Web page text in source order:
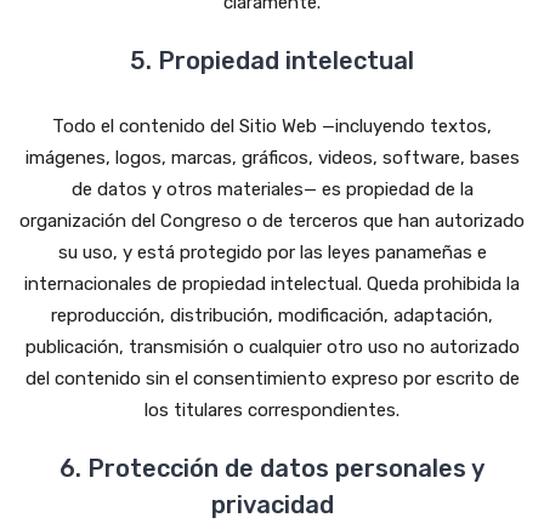
5. Propiedad intelectual
Todo el contenido del Sitio Web —incluyendo textos,
imágenes, logos, marcas, gráficos, videos, software, bases
de datos y otros materiales— es propiedad de la
organización del Congreso o de terceros que han autorizado
su uso, y está protegido por las leyes panameñas e
internacionales de propiedad intelectual. Queda prohibida la
reproducción, distribución, modificación, adaptación,
publicación, transmisión o cualquier otro uso no autorizado
del contenido sin el consentimiento expreso por escrito de
los titulares correspondientes.
6. Protección de datos personales y
privacidad